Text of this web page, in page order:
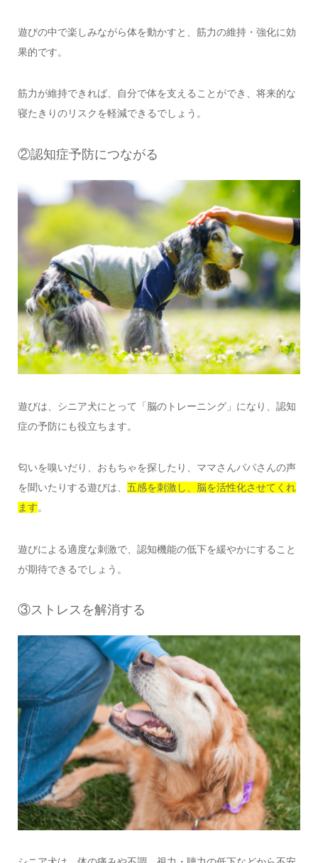
遊びの中で楽しみながら体を動かすと、筋力の維持・強化に効
果的です。
筋力が維持できれば、自分で体を支えることができ、将来的な
寝たきりのリスクを軽減できるでしょう。
②認知症予防につながる
遊びは、シニア犬にとって「脳のトレーニング」になり、認知
症の予防にも役立ちます。
匂いを嗅いだり、おもちゃを探したり、ママさんパパさんの声
を聞いたりする遊びは、 五感を刺激し、脳を活性化させてくれ
ます。
遊びによる適度な刺激で、認知機能の低下を緩やかにすること
が期待できるでしょう。
③ストレスを解消する